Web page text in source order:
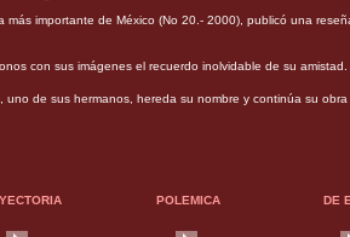
importante de México (No 20.- 2000), publicó una
con sus imágenes el recuerdo inolvidable de su amistad.
, uno de sus hermanos, hereda su nombre y continúa su obra
POLEMICA DE